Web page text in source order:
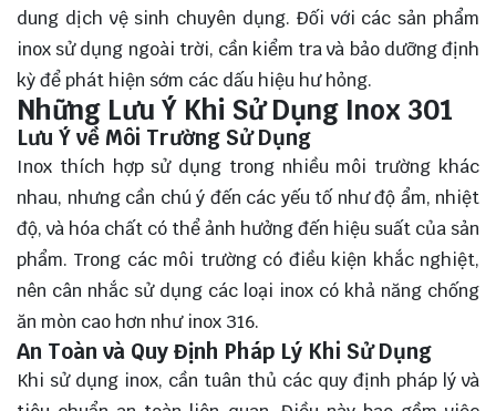
dung dịch vệ sinh chuyên dụng. Đối với các sản phẩm
inox sử dụng ngoài trời, cần kiểm tra và bảo dưỡng định
kỳ để phát hiện sớm các dấu hiệu hư hỏng.
Những Lưu Ý Khi Sử Dụng Inox 301
Lưu Ý về Môi Trường Sử Dụng
Inox thích hợp sử dụng trong nhiều môi trường khác
nhau, nhưng cần chú ý đến các yếu tố như độ ẩm, nhiệt
độ, và hóa chất có thể ảnh hưởng đến hiệu suất của sản
phẩm. Trong các môi trường có điều kiện khắc nghiệt,
nên cân nhắc sử dụng các loại inox có khả năng chống
ăn mòn cao hơn như inox 316.
An Toàn và Quy Định Pháp Lý Khi Sử Dụng
Khi sử dụng inox, cần tuân thủ các quy định pháp lý và